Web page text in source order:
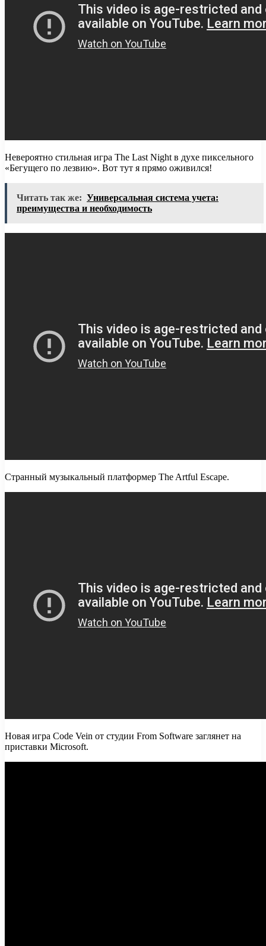
Невероятно стильная игра The Last Night в духе пиксельного
«Бегущего по лезвию». Вот тут я прямо оживился!
Читать так же: Универсальная система учета:
преимущества и необходимость
Странный музыкальный платформер The Artful Escape.
Новая игра Code Vein от студии From Software заглянет на
приставки Microsoft.